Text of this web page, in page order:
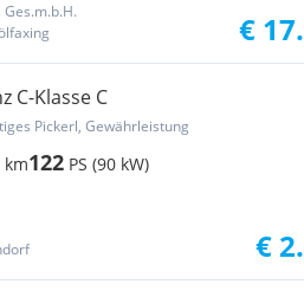
Ges.m.b.H.
€
C-Klasse C
Pickerl, Gewährleistung
km122 PS (90 kW)
€